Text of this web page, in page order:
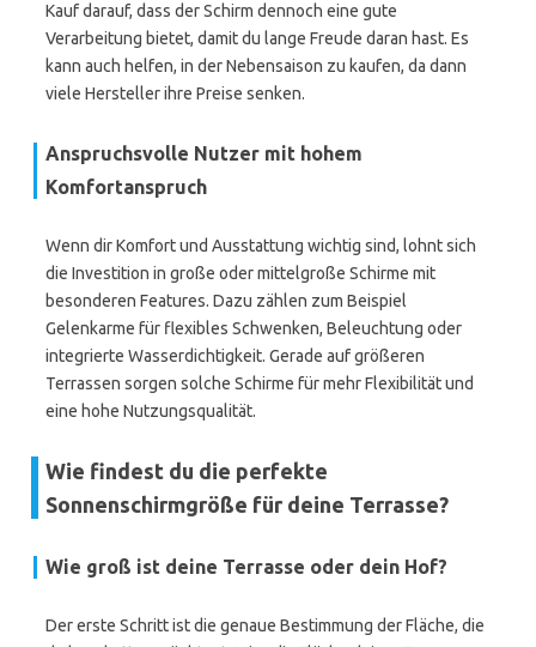
Kauf darauf, dass der Schirm dennoch eine gute
Verarbeitung bietet, damit du lange Freude daran hast. Es
kann auch helfen, in der Nebensaison zu kaufen, da dann
viele Hersteller ihre Preise senken.
Anspruchsvolle Nutzer mit hohem
Komfortanspruch
Wenn dir Komfort und Ausstattung wichtig sind, lohnt sich
die Investition in große oder mittelgroße Schirme mit
besonderen Features. Dazu zählen zum Beispiel
Gelenkarme für flexibles Schwenken, Beleuchtung oder
integrierte Wasserdichtigkeit. Gerade auf größeren
Terrassen sorgen solche Schirme für mehr Flexibilität und
eine hohe Nutzungsqualität.
Wie findest du die perfekte
Sonnenschirmgröße für deine Terrasse?
Wie groß ist deine Terrasse oder dein Hof?
Der erste Schritt ist die genaue Bestimmung der Fläche, die